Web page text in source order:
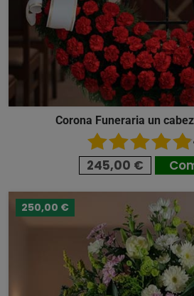
Corona Funeraria un
245,00 €
250,00 €